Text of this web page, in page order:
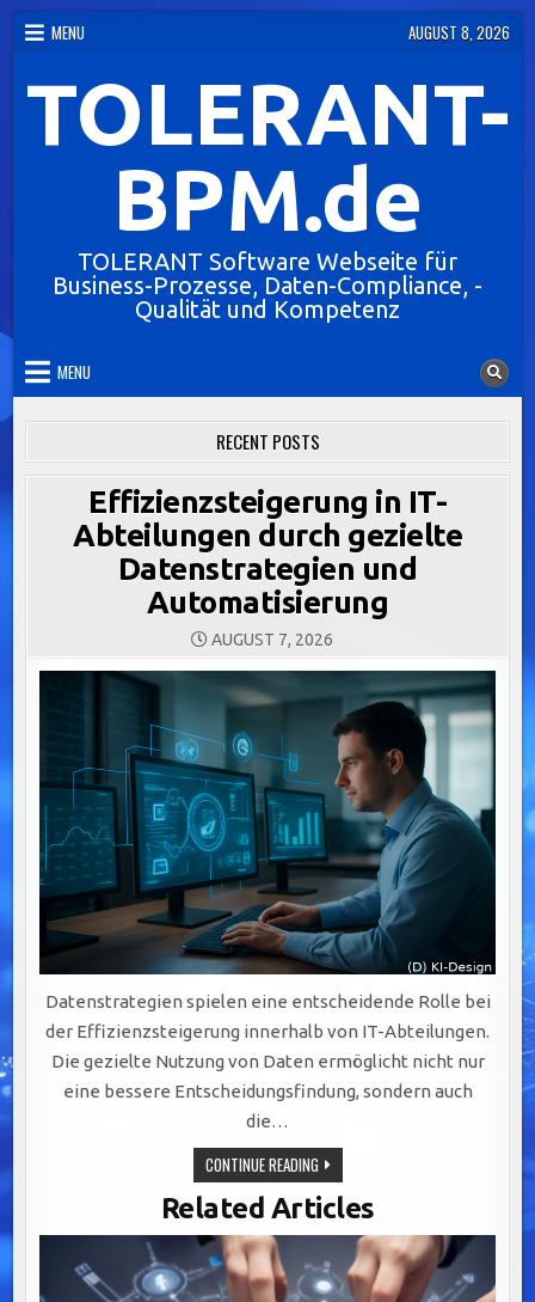
Skip
content
MENU AUGUST 8, 2026
TOLERANT-
BPM.de
TOLERANT Software Webseite für
Business-Prozesse, Daten-Compliance, -
Qualität und Kompetenz
MENU
RECENT POSTS
Effizienzsteigerung in IT-
Abteilungen durch gezielte
Datenstrategien und
Automatisierung
AUGUST 7, 2026
Datenstrategien spielen eine entscheidende Rolle bei
der Effizienzsteigerung innerhalb von IT-Abteilungen.
Die gezielte Nutzung von Daten ermöglicht nicht nur
eine bessere Entscheidungsfindung, sondern auch
die…
CONTINUE READINGEFFIZIENZSTEIGERUNG
IN
IT-
ABTEILUNGEN
DURCH
GEZIELTE
DATENSTRATEGIEN
UND
AUTOMATISIERUNG
Related Articles